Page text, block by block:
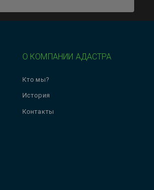
О КОМПАНИИ АДАСТРА
Кто мы?
История
Контакты